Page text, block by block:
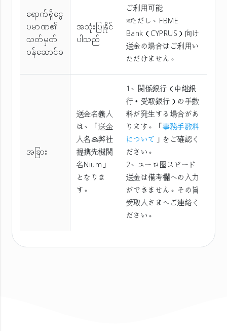
ရောက်ရှိငွေ
ပမာဏ၏
သတ်မှတ်
ဝန်ဆောင်ခ
အသုံးပြုနိုင်
ပါသည်
ご利用可能
※ただし、FBME
Bank（CYPRUS）向け
送金の場合はご利用い
ただけません。
အခြား
送金名義人
は、「送金
人名＆弊社
提携先機関
名Nium」
となりま
す。
1、関係銀行（中継銀
行・受取銀行）の手数
料が発生する場合があ
ります。「事務手数料
について」をご確認く
ださい。
2、ユーロ圏スピード
送金は備考欄への入力
ができません。その旨
受取人さまへご連絡く
ださい。